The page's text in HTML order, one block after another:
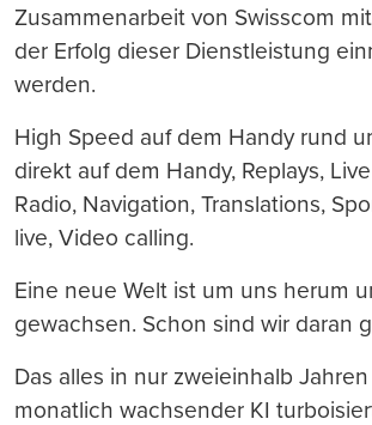
Zusammenarbeit von Swisscom
der Erfolg dieser Dienstleistung
werden.
High Speed auf dem Handy rund
direkt auf dem Handy, Replays,
Radio, Navigation, Translations,
live, Video calling.
Eine neue Welt ist um uns herum
gewachsen. Schon sind wir daran
Das alles in nur zweieinhalb
monatlich wachsender KI